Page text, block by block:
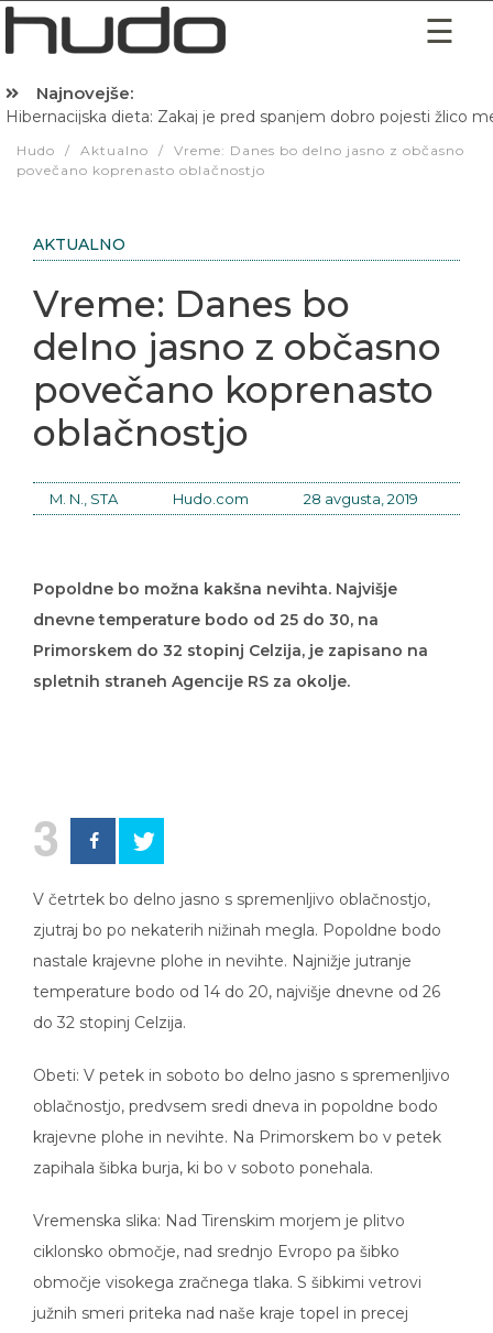
Najnovejše:
Hibernacijska dieta: Zakaj je pred spanjem dobro pojesti žlico
Hudo / Aktualno /
Vreme: Danes bo delno jasno z občasno
povečano koprenasto oblačnostjo
AKTUALNO
Vreme: Danes bo
delno jasno z občasno
povečano koprenasto
oblačnostjo
M. N., STA Hudo.com 28 avgusta, 2019
Popoldne bo možna kakšna nevihta. Najvišje
dnevne temperature bodo od 25 do 30, na
Primorskem do 32 stopinj Celzija, je zapisano na
spletnih straneh Agencije RS za okolje.
3
V četrtek bo delno jasno s spremenljivo oblačnostjo,
zjutraj bo po nekaterih nižinah megla. Popoldne bodo
nastale krajevne plohe in nevihte. Najnižje jutranje
temperature bodo od 14 do 20, najvišje dnevne od 26
do 32 stopinj Celzija.
Obeti: V petek in soboto bo delno jasno s spremenljivo
oblačnostjo, predvsem sredi dneva in popoldne bodo
krajevne plohe in nevihte. Na Primorskem bo v petek
zapihala šibka burja, ki bo v soboto ponehala.
Vremenska slika: Nad Tirenskim morjem je plitvo
ciklonsko območje, nad srednjo Evropo pa šibko
območje visokega zračnega tlaka. S šibkimi vetrovi
južnih smeri priteka nad naše kraje topel in precej